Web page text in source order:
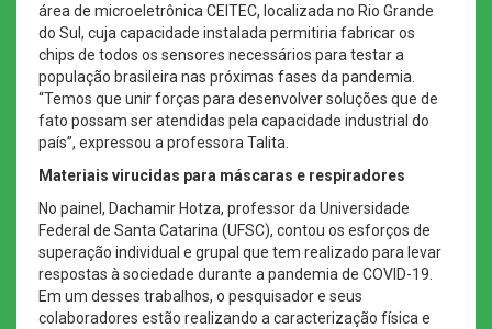
área de microeletrônica CEITEC, localizada no Rio Grande
do Sul, cuja capacidade instalada permitiria fabricar os
chips de todos os sensores necessários para testar a
população brasileira nas próximas fases da pandemia.
“Temos que unir forças para desenvolver soluções que de
fato possam ser atendidas pela capacidade industrial do
país”, expressou a professora Talita.
Materiais virucidas para máscaras e respiradores
No painel, Dachamir Hotza, professor da Universidade
Federal de Santa Catarina (UFSC), contou os esforços de
superação individual e grupal que tem realizado para levar
respostas à sociedade durante a pandemia de COVID-19.
Em um desses trabalhos, o pesquisador e seus
colaboradores estão realizando a caracterização física e